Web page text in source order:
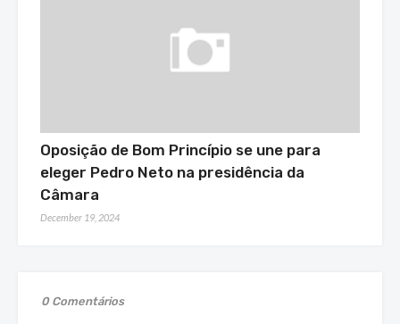
Oposição de Bom Princípio se une para
eleger Pedro Neto na presidência da
Câmara
December 19, 2024
0 Comentários